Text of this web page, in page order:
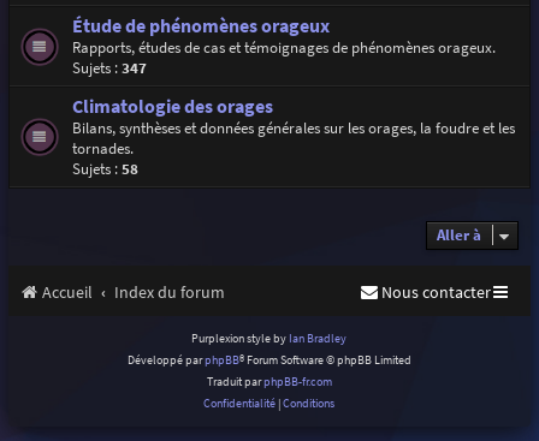
Étude de phénomènes orageux
Rapports, études de cas et témoignages de phénomènes orageux.
Sujets :347
Climatologie des orages
Bilans, synthèses et données générales sur les orages, la foudre et les
tornades.
Sujets :58
Aller à
Accueil Index du forum Nous contacter
Purplexion style by Ian Bradley
Développé parphpBB® Forum Software © phpBB Limited
Traduit parphpBB-fr.com
Confidentialité |Conditions